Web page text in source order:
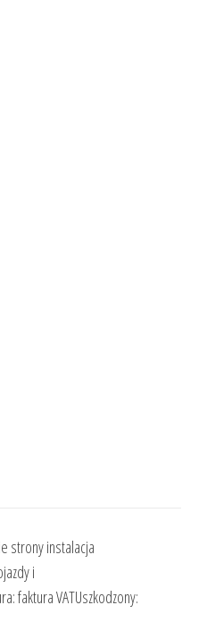
strony instalacja
i
faktura VATUszkodzony: